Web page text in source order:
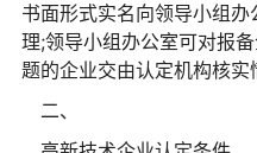
书面形式实名向领导小组
理;领导小组办公室可对报
题的企业交由认定机构核实
二、